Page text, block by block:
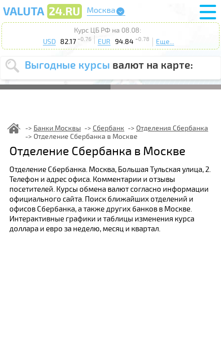
Москва
Курс ЦБ РФ на 08.08:
USD
82.17 +0.76 EUR 94.84 +0.78 Еще...
Выгодные курсы валют на карте:
Выберите
USD EUR
курс от
Выберите
действие: Продать
Поиск
Банки Москвы Сбербанк
Отделения Сбербанка
Отделение Сбербанка в Москве
Отделение Сбербанка в Москве
Отделение Сбербанка. Москва, Большая Тульская улица, 2.
Телефон и адрес офиса. Комментарии и отзывы
посетителей. Курсы обмена валют согласно информации
официального сайта. Поиск ближайших отделений и
офисов Сбербанка, а также других банков в Москве.
Интерактивные графики и таблицы изменения курса
доллара и евро за неделю, месяц и квартал.